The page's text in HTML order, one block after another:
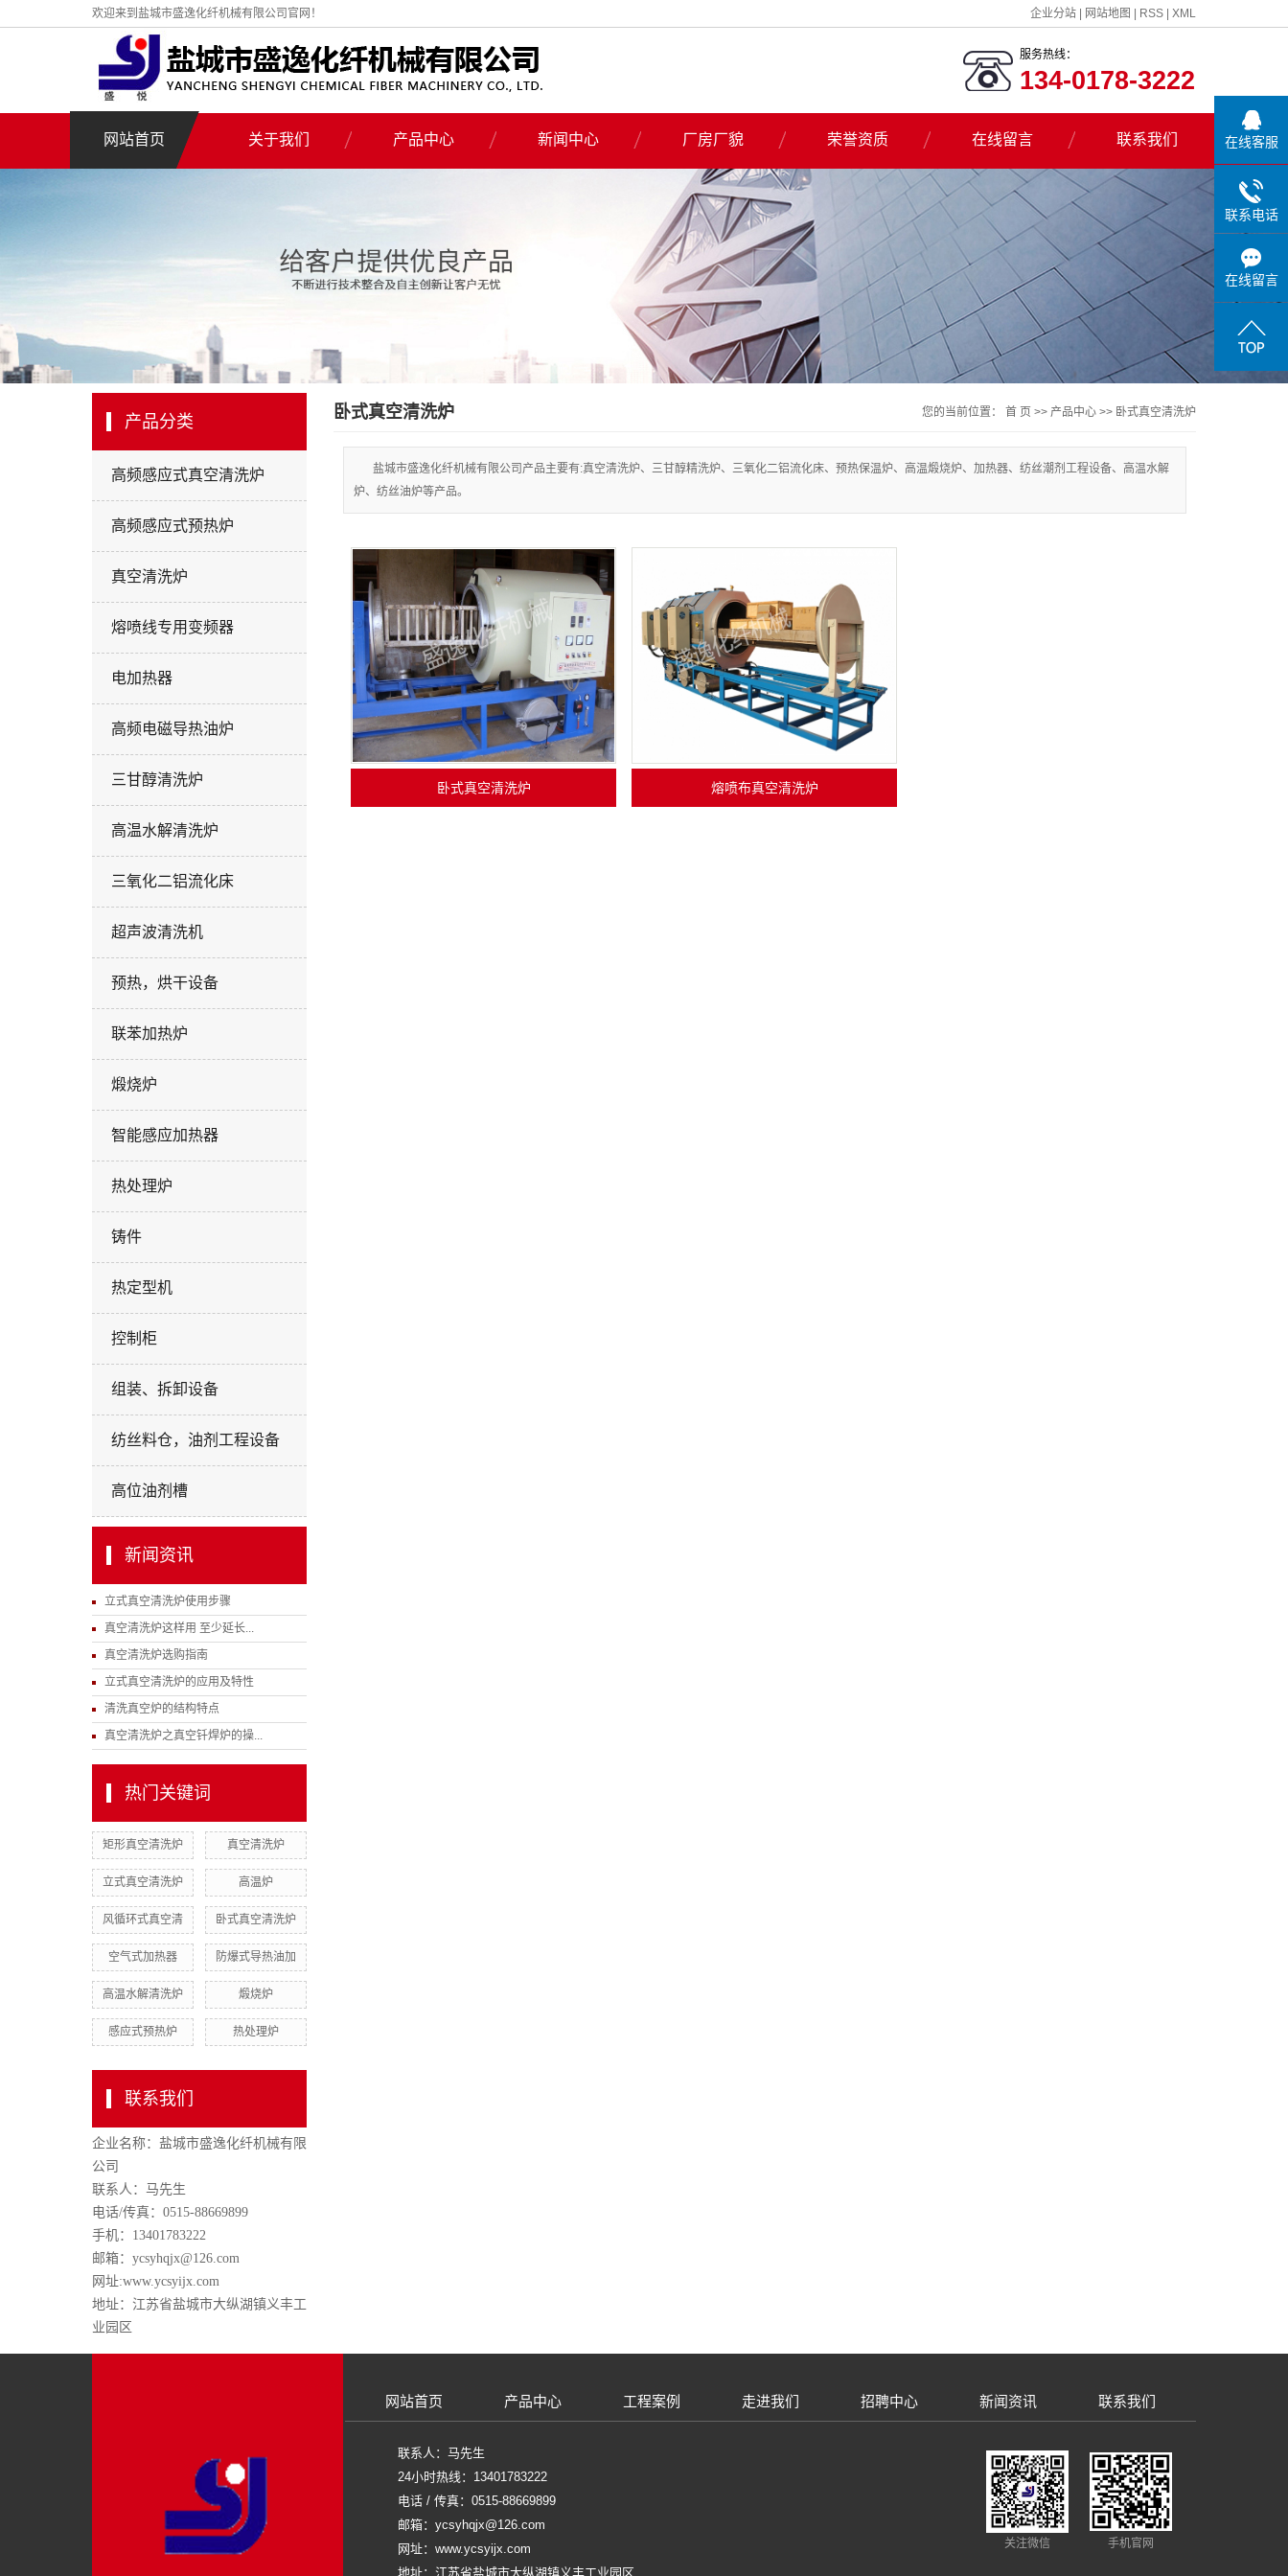
欢迎来到盐城市盛逸化纤机械有限公司官网！ 企业分站 网站地图 RSS XML
服务热线：
134-0178-3222
网站首页 关于我们 产品中心
高频感应式预热炉
真空清洗炉
熔喷线专用变频器
三氧化二铝流化床
超声波清洗机
煅烧炉
智能感应加热器
热处理炉
铸件
热定型机
控制柜
组装、拆卸设备
新闻中心 厂房厂貌 荣誉资质 在线留言 联系我们
产品分类
高频感应式真空清洗炉
高频感应式预热炉
真空清洗炉
熔喷线专用变频器
电加热器
高频电磁导热油炉
三甘醇清洗炉
高温水解清洗炉
三氧化二铝流化床
超声波清洗机
预热，烘干设备
联苯加热炉
煅烧炉
智能感应加热器
热处理炉
铸件
热定型机
控制柜
组装、拆卸设备
纺丝料仓，油剂工程设备
高位油剂槽
新闻资讯
立式真空清洗炉使用步骤
真空清洗炉这样用 至少延长...
真空清洗炉选购指南
立式真空清洗炉的应用及特性
清洗真空炉的结构特点
真空清洗炉之真空钎焊炉的操...
热门关键词
矩形真空清洗炉 真空清洗炉
立式真空清洗炉 高温炉
风循环式真空清 卧式真空清洗炉
空气式加热器 防爆式导热油加
高温水解清洗炉 煅烧炉
感应式预热炉 热处理炉
联系我们
企业名称：盐城市盛逸化纤机械有限
公司
联系人：马先生
电话/传真：0515-88669899
手机：13401783222
邮箱：ycsyhqjx@126.com
网址:www.ycsyijx.com
地址：江苏省盐城市大纵湖镇义丰工
业园区
卧式真空清洗炉 您的当前位置： 首 页 >> 产品中心 >> 卧式真空清洗炉
盐城市盛逸化纤机械有限公司产品主要有:真空清洗炉、三甘醇精洗炉、三氧化二铝流化床、预热保温炉、高温煅烧炉、加热器、纺丝潮剂工程设备、高温水解
炉、纺丝油炉等产品。
卧式真空清洗炉 熔喷布真空清洗炉
网站首页 产品中心 工程案例 走进我们 招聘中心 新闻资讯 联系我们
联系人：马先生
24小时热线：13401783222
电话 / 传真：0515-88669899
邮箱：ycsyhqjx@126.com
网址：www.ycsyijx.com
地址：江苏省盐城市大纵湖镇义丰工业园区
关注微信 手机官网
在线客服
联系电话
在线留言